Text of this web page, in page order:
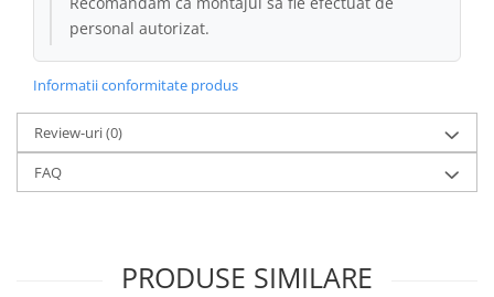
personal autorizat.
Informatii conformitate produs
Review-uri(0)
FAQ
PRODUSE SIMILARE